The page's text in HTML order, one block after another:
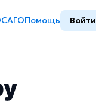
Помощь Войти